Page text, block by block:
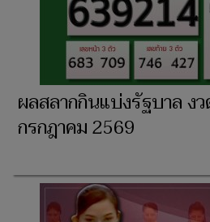
ผลสลากกินแบ่งรัฐบาล ง
กรกฎาคม 2569